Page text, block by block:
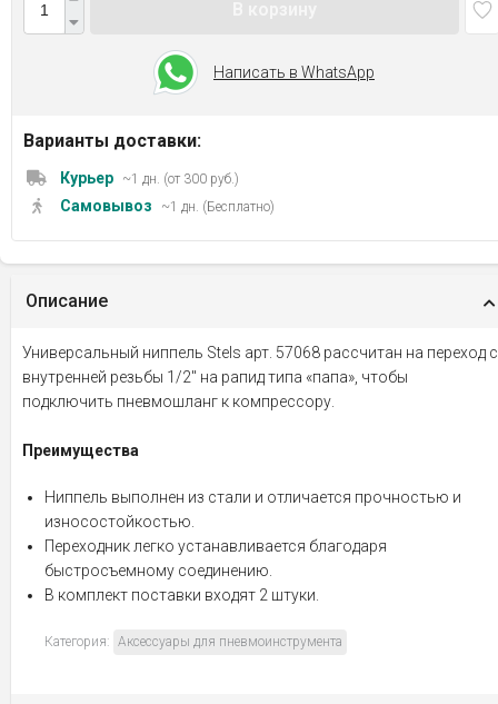
Написать в WhatsApp
Варианты доставки:
Курьер ~1 дн. (от 300 руб.)
Самовывоз ~1 дн. (Бесплатно)
Описание
Универсальный ниппель Stels арт. 57068 рассчитан на переход с
внутренней резьбы 1/2" на рапид типа «папа», чтобы
подключить пневмошланг к компрессору.
Преимущества
Ниппель выполнен из стали и отличается прочностью и
износостойкостью.
Переходник легко устанавливается благодаря
быстросъемному соединению.
В комплект поставки входят 2 штуки.
Категория: Аксессуары для пневмоинструмента